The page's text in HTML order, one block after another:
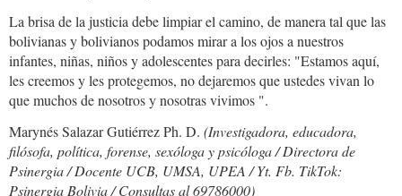
La brisa de la justicia debe limpiar el camino, de manera tal que las
bolivianas y bolivianos podamos mirar a los ojos a nuestros
infantes, niñas, niños y adolescentes para decirles: "Estamos aquí,
les creemos y les protegemos, no dejaremos que ustedes vivan lo
que muchos de nosotros y nosotras vivimos ".
Marynés Salazar Gutiérrez Ph. D. (Investigadora, educadora,
filósofa, política, forense, sexóloga y psicóloga / Directora de
Psinergia / Docente UCB, UMSA, UPEA / Yt. Fb. TikTok:
Psinergia Bolivia / Consultas al 69786000)